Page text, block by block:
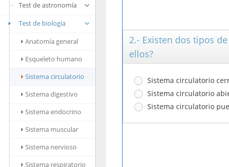
Test de astronomía
Test de biología
Anatomía general
Esqueleto humano
Sistema circulatorio
Sistema digestivo
Sistema endocrino
Sistema muscular
Sistema nervioso
Sistema respiratorio
2.- Existen dos tipos
ellos?
Sistema circulatorio
Sistema circulatorio
Sistema circulatorio